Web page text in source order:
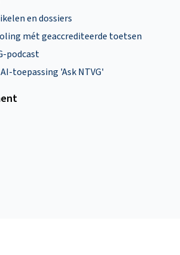
en dossiers
mét geaccrediteerde toetsen
podcast
toepassing 'Ask NTVG'